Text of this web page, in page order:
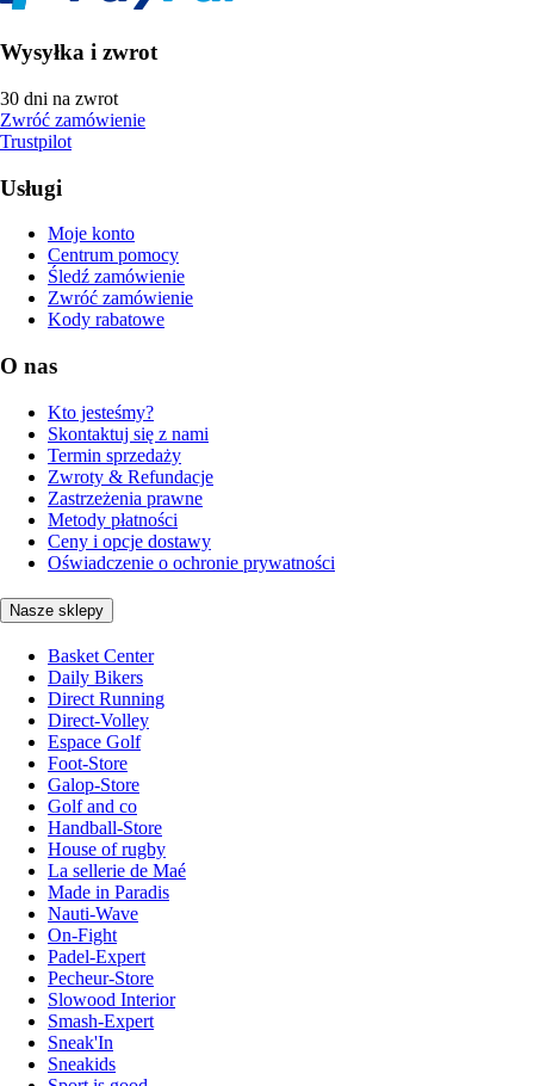
Wysyłka i zwrot
30 dni na zwrot
Zwróć zamówienie
Trustpilot
Usługi
Moje konto
Centrum pomocy
Śledź zamówienie
Zwróć zamówienie
Kody rabatowe
O nas
Kto jesteśmy?
Skontaktuj się z nami
Termin sprzedaży
Zwroty & Refundacje
Zastrzeżenia prawne
Metody płatności
Ceny i opcje dostawy
Oświadczenie o ochronie prywatności
Nasze sklepy
Basket Center
Daily Bikers
Direct Running
Direct-Volley
Espace Golf
Foot-Store
Galop-Store
Golf and co
Handball-Store
House of rugby
La sellerie de Maé
Made in Paradis
Nauti-Wave
On-Fight
Padel-Expert
Pecheur-Store
Slowood Interior
Smash-Expert
Sneak'In
Sneakids